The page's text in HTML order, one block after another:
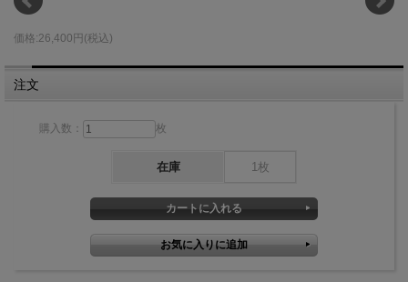
価格:26,400円(税込)
注文
購入数： 枚
在庫 1枚